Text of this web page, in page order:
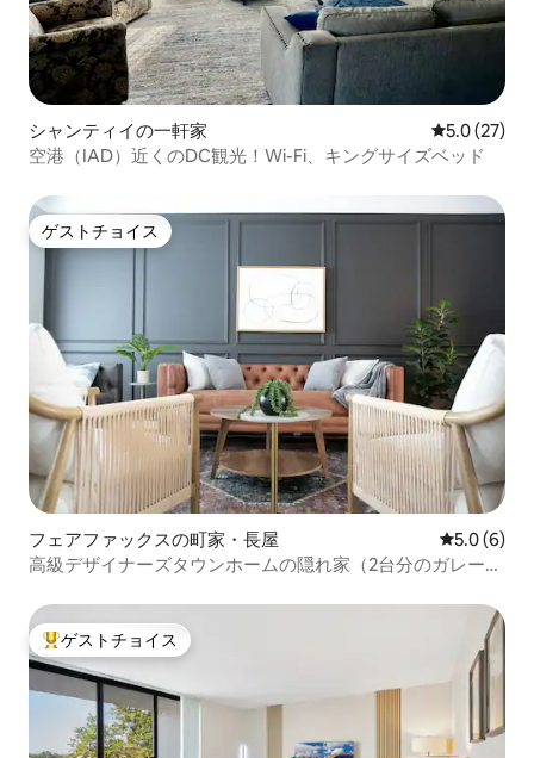
シャンティイの一軒家 レビュー27
5.0 (27)
空港（IAD）近くのDC観光！Wi-Fi、キングサイズベッド
ゲストチョイス
ゲストチョイス
フェアファックスの町家・長屋 レビュー6
5.0 (6)
高級デザイナーズタウンホームの隠れ家（2台分のガレージ
大好評のゲストチョイスです。
ゲストチョイス